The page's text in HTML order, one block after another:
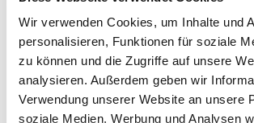
Wir verwenden Cookies, um Inhalte und
personalisieren, Funktionen für soziale
zu können und die Zugriffe auf unsere
analysieren. Außerdem geben wir
Verwendung unserer Website an unsere
soziale Medien, Werbung und Analysen
Katzen zur Unterstützung der Nierenfunktion.
Zusammensetzung: Fleisch und tierische
(mindestens 6% Huhn), Getreide, Milch und
Fette, Mineralstoffe
Analytische Bestandteile:Rohprotein 4,0%,
Rohasche 1,0%, Rohfaser 1,0%, Feuchtigkeit 85,0%,
Fütterungsempfehlung: